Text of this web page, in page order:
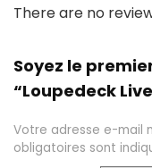
There are no
Soyez le
“Loupedeck
Votre adresse e-mail
obligatoires sont